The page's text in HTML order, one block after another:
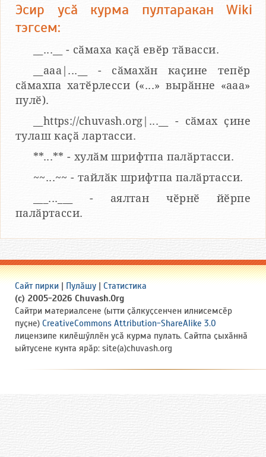
Эсир усӑ курма пултаракан Wiki
тэгсем:
__...__ - сӑмаха каҫӑ евӗр тӑвасси.
__aaa|...__ - сӑмахӑн каҫине тепӗр
сӑмахпа хатӗрлесси («...» вырӑнне «ааа»
пулӗ).
__https://chuvash.org|...__ - сӑмах ҫине
тулаш каҫӑ лартасси.
**...** - хулӑм шрифтпа палӑртасси.
~~...~~ - тайлӑк шрифтпа палӑртасси.
___...___ - аялтан чӗрнӗ йӗрпе
палӑртасси.
Сайт пирки | Пулӑшу | Статистика
(c) 2005-2026 Chuvash.Org
Сайтри материалсене (ытти ҫӑлкуҫсенчен илнисемсӗр
пуҫне) CreativeCommons Attribution-ShareAlike 3.0
лицензипе килӗшӳллӗн усӑ курма пулать. Сайтпа ҫыхӑннӑ
ыйтусене кунта ярӑр: site(a)chuvash.org